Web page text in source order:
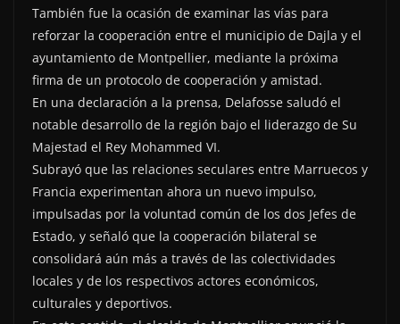
También fue la ocasión de examinar las vías para
reforzar la cooperación entre el municipio de Dajla y el
ayuntamiento de Montpellier, mediante la próxima
firma de un protocolo de cooperación y amistad.
En una declaración a la prensa, Delafosse saludó el
notable desarrollo de la región bajo el liderazgo de Su
Majestad el Rey Mohammed VI.
Subrayó que las relaciones seculares entre Marruecos y
Francia experimentan ahora un nuevo impulso,
impulsadas por la voluntad común de los dos Jefes de
Estado, y señaló que la cooperación bilateral se
consolidará aún más a través de las colectividades
locales y de los respectivos actores económicos,
culturales y deportivos.